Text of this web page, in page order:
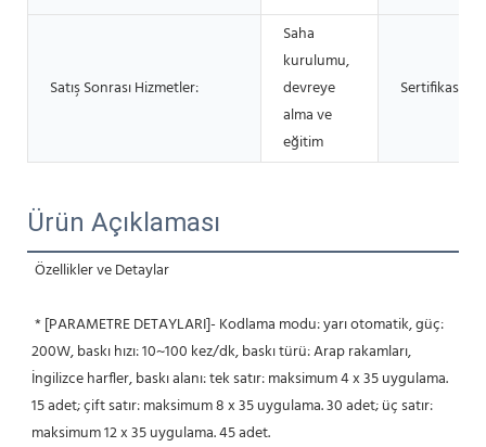
Satış Sonrası Hizmetler:
Saha
kurulumu,
devreye
alma ve
eğitim
Sertifikasyon:
Ürün Açıklaması
Özellikler ve Detaylar
200W, baskı hızı: 10~100 kez/dk, baskı türü: Arap rakamları,
İngilizce harfler, baskı alanı: tek satır: maksimum 4 x 35 uygulama.
15 adet; çift satır: maksimum 8 x 35 uygulama. 30 adet; üç satır:
maksimum 12 x 35 uygulama. 45 adet.